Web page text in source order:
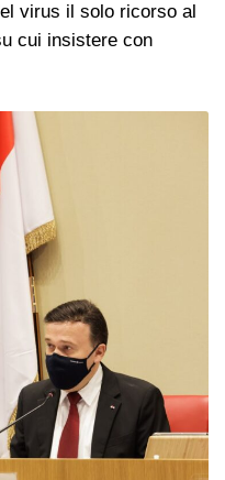
virus il solo ricorso al
cui insistere con